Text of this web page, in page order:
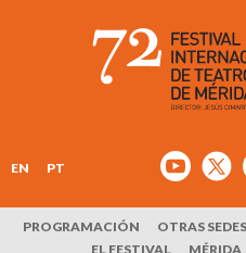
EN PT
PROGRAMACIÓN OTRAS SEDES
EL FESTIVAL
MÉRIDA